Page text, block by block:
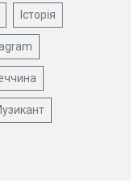
Історія